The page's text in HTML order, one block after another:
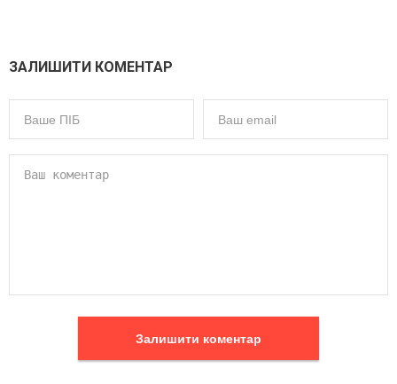
ЗАЛИШИТИ КОМЕНТАР
Залишити коментар